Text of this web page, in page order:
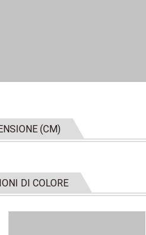
(CM)
DI COLORE